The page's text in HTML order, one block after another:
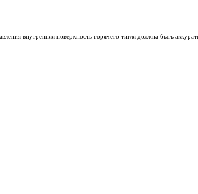
внутренняя поверхность горячего тигля должна быть